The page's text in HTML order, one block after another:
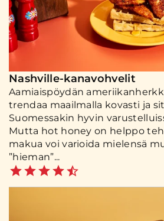
Nashville-kanavohvelit
Aamiaispöydän
trendaa maailmalla kovasti ja
Suomessakin hyvin
Mutta hot honey on helppo
makua voi varioida mielensä
”hieman”...